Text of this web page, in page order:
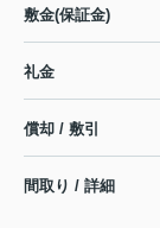
敷金(保証金)
礼金
償却 / 敷引
間取り / 詳細